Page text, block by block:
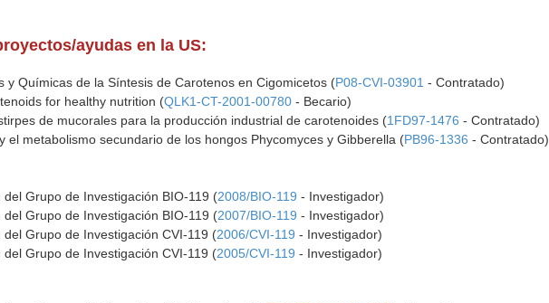
ayudas en la US:
y Químicas de la Síntesis de Carotenos en Cigomicetos (P08-CVI-03901 - Contratado)
for healthy nutrition (QLK1-CT-2001-00780 - Becario)
de mucorales para la producción industrial de carotenoides (1FD97-1476 - Contratado)
el metabolismo secundario de los hongos Phycomyces y Gibberella (PB96-1336 - Contratado)
Grupo de Investigación BIO-119 (2008/BIO-119 - Investigador)
Grupo de Investigación BIO-119 (2007/BIO-119 - Investigador)
Grupo de Investigación CVI-119 (2006/CVI-119 - Investigador)
Grupo de Investigación CVI-119 (2005/CVI-119 - Investigador)